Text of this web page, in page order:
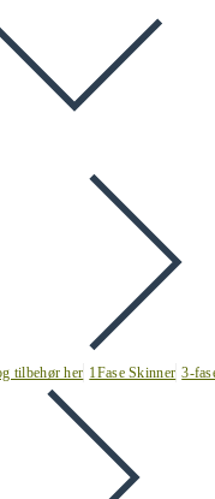
tilbehør her 1Fase Skinner 3-